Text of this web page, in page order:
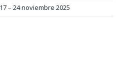
– 24 noviembre 2025